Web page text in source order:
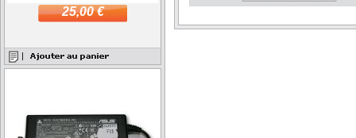
25,00 €